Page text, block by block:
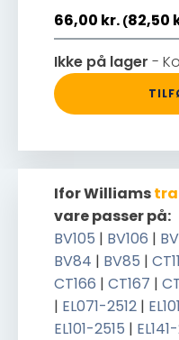
66,00 kr. (82,50
Ikke på lager -
Ifor Williams
vare passer på:
BV105 | BV106 |
BV84 | BV85 |
CT166 | CT167 |
| EL071-2512 |
EL101-2515 |